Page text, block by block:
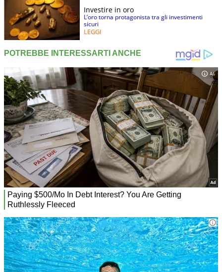
Investire in oro
L’oro torna protagonista tra gli investimenti
sicuri
LEGGI